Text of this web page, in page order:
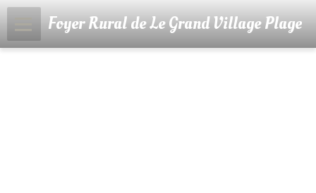
Foyer Rural de Le Grand Village Plage